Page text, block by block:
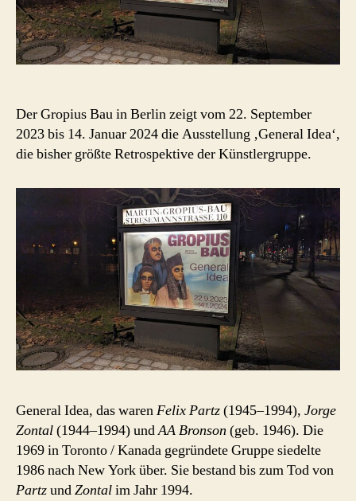
Der Gropius Bau in Berlin zeigt vom 22. September
2023 bis 14. Januar 2024 die Ausstellung ‚General Idea‘,
die bisher größte Retrospektive der Künstlergruppe.
General Idea, das warenFelix Partz(1945–1994), Jorge
Zontal(1944–1994) undAA Bronson (geb. 1946). Die
1969 in Toronto / Kanada gegründete Gruppe siedelte
1986 nach New York über. Sie bestand bis zum Tod von
PartzundZontalim Jahr 1994.